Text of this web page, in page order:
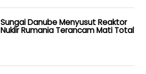
Sungai Danube Menyusut Reaktor
Nuklir Rumania Terancam Mati Total